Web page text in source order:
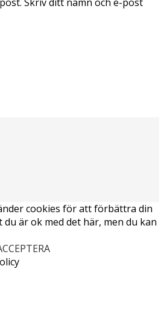
cookies för att förbättra din
du är ok med det här, men du kan